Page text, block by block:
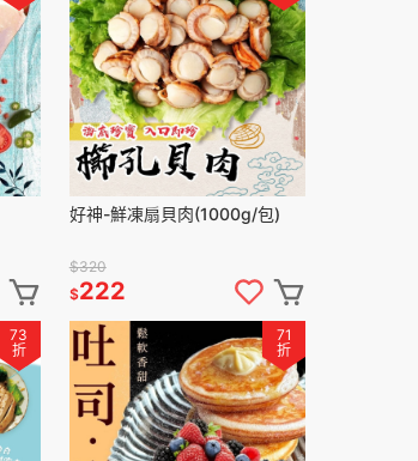
好神-鮮凍扇貝肉(1000g/包)
$320
$222
73
折
71
折